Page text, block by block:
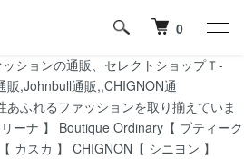
ションの通販、セレクトショップＴ-
販,Johnbull通販,,CHIGNON通
ふれるファッションを取り揃えていま
ーナ 】 Boutique Ordinary【 ブティーク
カスカ 】 CHIGNON【 シニヨン 】
0